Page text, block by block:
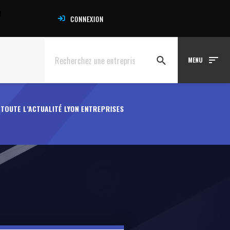
CONNEXION
search MENU sort
TOUTE L’ACTUALITÉ LYON ENTREPRISES